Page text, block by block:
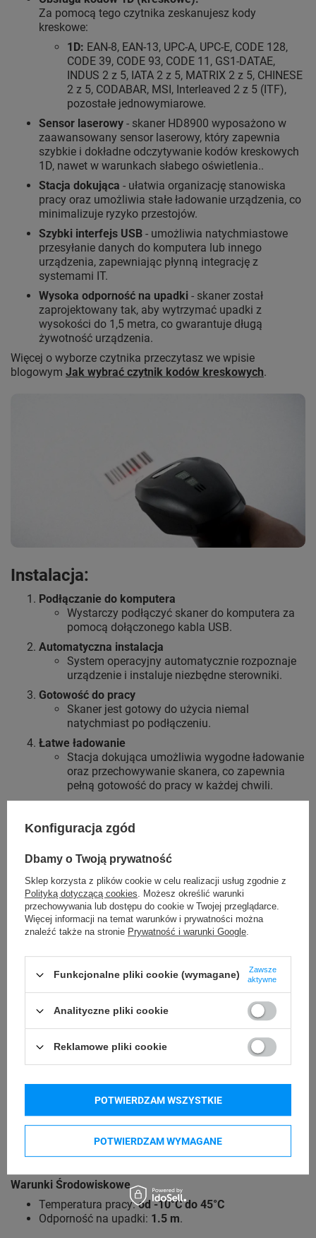
Za pomocą tego czytnika zeskanujesz kody
kreskowe:
1D: EAN-8, EAN-13, UPC-A, UPC-E, CODE 128,
CODE 39, CODE 93, CODE 11, GS1-DATAE,
INDUS 2 z 5, IATA 2 z 5, MATRIX 2 z 5, CHINESE
2 z 5, CODABAR, MSI, Interleaved 2 z 5 (ITF),
pozostałe jednowymiarowe.
Sensor laserowy - skaner HD8900 wyposażono w
zaawansowany sensor laserowy, który zapewnia
szybkie i dokładne odczytywanie kodów kreskowych
1D, nawet w warunkach słabego oświetlenia..
Stacja dokująca - ułatwia organizację stanowiska
pracy oraz umożliwia stałe ładowanie urządzenia, co
minimalizuje ryzyko przestojów.
Szybki interfejs USB - umożliwia natychmiastowe
przesyłanie danych do komputera lub innego
urządzenia, zapewniając płynną integrację z
systemami IT.
Wysoka odporność na upadki - skaner został
zaprojektowany tak, aby wytrzymać upadki z
wysokości do 1,5 metra, co gwarantuje długą
żywotność urządzenia.
Więcej o wyborze czytnika przeczytasz we wpisie
blogowym Jak wybrać czytnik kodów kreskowych.
Instalacja:
Podłączanie do komputera
Wystarczy podłączyć skaner do komputera za
pomocą dołączonego kabla USB.
Automatyczna instalacja
System operacyjny automatycznie rozpoznaje
urządzenie i instaluje niezbędne sterowniki.
Gotowość do pracy
Skaner jest gotowy do użycia niemal
natychmiast po podłączeniu.
Łatwe ładowanie
Stacja dokująca umożliwia wygodne ładowanie
oraz przechowywanie skanera, co zapewnia
pełną gotowość do pracy w każdej chwili.
Gwarancja: 2 lata
Jeśli jesteś zainteresowany przedłużeniem gwarancji,
skontaktuj się z obsługą sklepu - możliwość rozszerzenia
gwarancji do 3 lat lub 5 lat.
Właściwości Fizyczne
Wymiary urządzenia:6 x 18 x 9,5 cm
Wymiary stacji dokującej:11 x 13 x 7,5 cm
Waga:430 g
Interfejs:USB, Virtual COM
Długość przewodu:
Dane techniczne
Metoda skanowania:manualnie (na przycisk)
Potwierdzenie skanowania:świetlne, dźwiękowe
Szerokość odczytu:60 x 30, 98 x 100 mm
Szybkość skanowania:200 skanów na sekundę
Dokładność odczytu:0.10-0.825 mm
Współczynnik błędu:1/5 milionów
Warunki Środowiskowe
Temperatura pracy:od -10°C do 45°C
Odporność na upadki: 1.5 m.
Konfiguracja zgód
Dbamy o Twoją prywatność
Sklep korzysta z plików cookie w celu realizacji usług zgodnie z
Polityką dotyczącą cookies. Możesz określić warunki
przechowywania lub dostępu do cookie w Twojej przeglądarce.
Więcej informacji na temat warunków i prywatności można
znaleźć także na stronie Prywatność i warunki Google.
Funkcjonalne pliki cookie (wymagane)
Zawsze
aktywne
Analityczne pliki cookie
Reklamowe pliki cookie
POTWIERDZAM WYMAGANE
POTWIERDZAM WSZYSTKIE